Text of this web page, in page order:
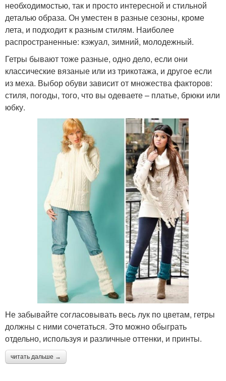
необходимостью, так и просто интересной и стильной
деталью образа. Он уместен в разные сезоны, кроме
лета, и подходит к разным стилям. Наиболее
распространенные: кэжуал, зимний, молодежный.
Гетры бывают тоже разные, одно дело, если они
классические вязаные или из трикотажа, и другое если
из меха. Выбор обуви зависит от множества факторов:
стиля, погоды, того, что вы одеваете – платье, брюки или
юбку.
Не забывайте согласовывать весь лук по цветам, гетры
должны с ними сочетаться. Это можно обыграть
отдельно, используя и различные оттенки, и принты.
читать дальше →